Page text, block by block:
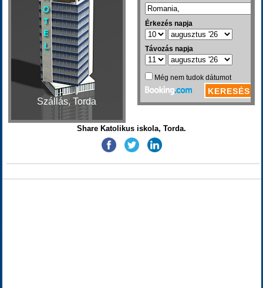
Szállás, Torda
Share Katolikus iskola, Torda.